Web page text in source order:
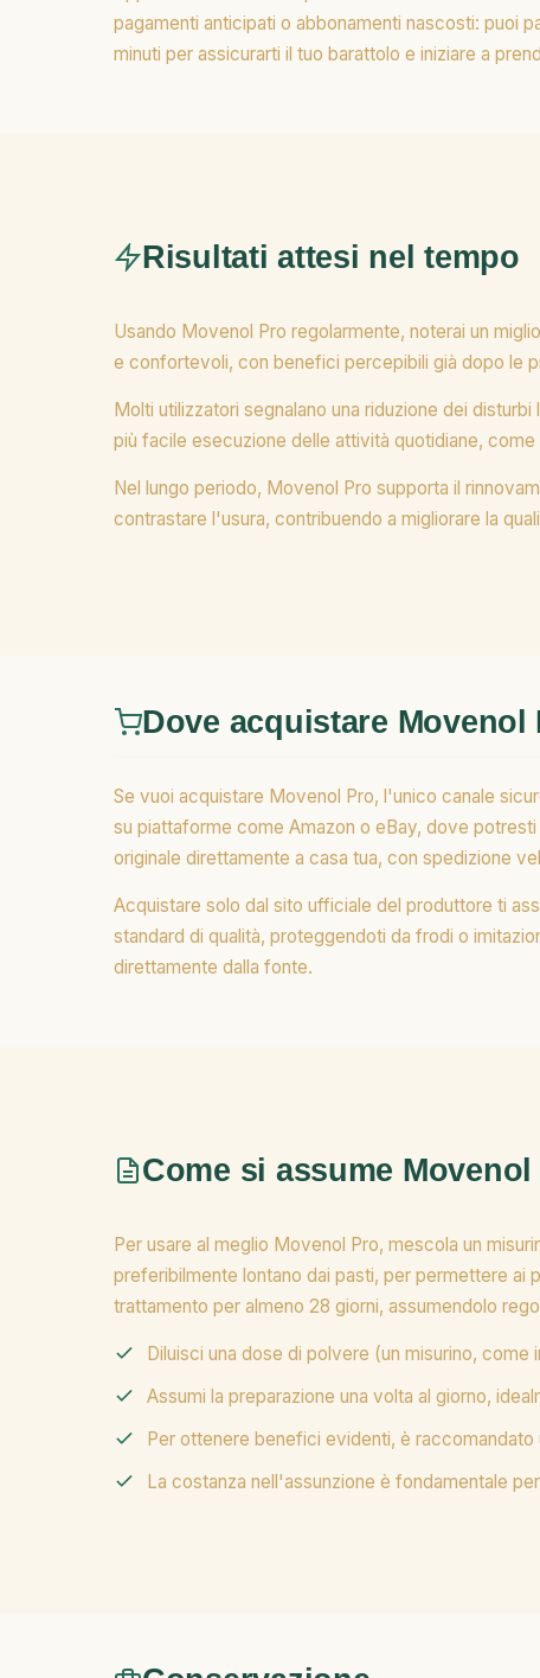
pagamenti anticipati o abbonamenti nascosti: puoi
minuti per assicurarti il tuo barattolo e iniziare a
Risultati attesi nel tempo
Usando Movenol Pro regolarmente, noterai un
e confortevoli, con benefici percepibili già dopo le
Molti utilizzatori segnalano una riduzione dei
più facile esecuzione delle attività quotidiane,
Nel lungo periodo, Movenol Pro supporta il
contrastare l'usura, contribuendo a migliorare la
Dove acquistare Movenol
Se vuoi acquistare Movenol Pro, l'unico canale
su piattaforme come Amazon o eBay, dove
originale direttamente a casa tua, con spedizione
Acquistare solo dal sito ufficiale del produttore ti
standard di qualità, proteggendoti da frodi o
direttamente dalla fonte.
Come si assume Movenol
Per usare al meglio Movenol Pro, mescola un
preferibilmente lontano dai pasti, per permettere ai
trattamento per almeno 28 giorni, assumendolo
Diluisci una dose di polvere (un misurino,
Assumi la preparazione una volta al giorno,
Per ottenere benefici evidenti, è
La costanza nell'assunzione è fondamentale